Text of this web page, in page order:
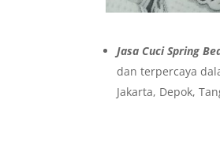
Jasa Cuci Spring
dan terpercaya
Jakarta, Depok,